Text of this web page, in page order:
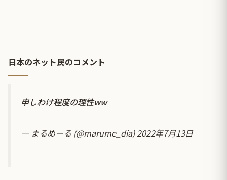
日本のネット民のコメント
申しわけ程度の理性ww
— まるめーる (@marume_dia)2022年7月13日